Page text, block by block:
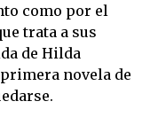
como por el
trata a sus
de Hilda
novela de